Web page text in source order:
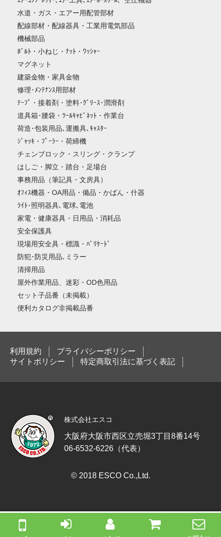
水道・ガス・エアー用配管部材
配線部材・配線器具・工業用電気部品
機械部品
ﾎﾞﾙﾄ・小ねじ・ﾅｯﾄ・ﾜｯｼｬｰ
マグネット
建築金物・家具金物
修理･ﾒﾝﾃﾅﾝｽ用部材
ﾃｰﾌﾟ・接着剤・塗料･ｸﾞﾘｰｽ･潤滑剤
道具箱･腰袋・ﾂｰﾙｷｬﾋﾞﾈｯﾄ・作業台
荷造･包装用品､運搬具､ｷｬｽﾀｰ
ｼﾞｬｯｷ・ﾌﾟｰﾗｰ・荷締機
チェンブロック・スリング・クランプ
はしご・脚立・踏台・足場台
事務用品（筆記具・文房具）
ｵﾌｨｽ機器・OA用品・備品・かばん・什器
ﾗｲﾄ･照明器具､電球､電池
家電・健康器具・日用品・消耗品
安全保護具
現場用安全具・標識・ﾊﾞﾘｹｰﾄﾞ
防犯･防災用品､ミラー
清掃用品
屋外作業用品、迷彩・OD色用品
セット子品番（未掲載）
便利カタログ非掲載品番
利用規約
プライバシーポリシー
サイトポリシー
特定商取引法に基づく表記
株式会社エスコ
大阪府大阪市西区立売堀3丁目8番14号
06-6532-6226（代表）
© 2018 ESCO Co.,Ltd.